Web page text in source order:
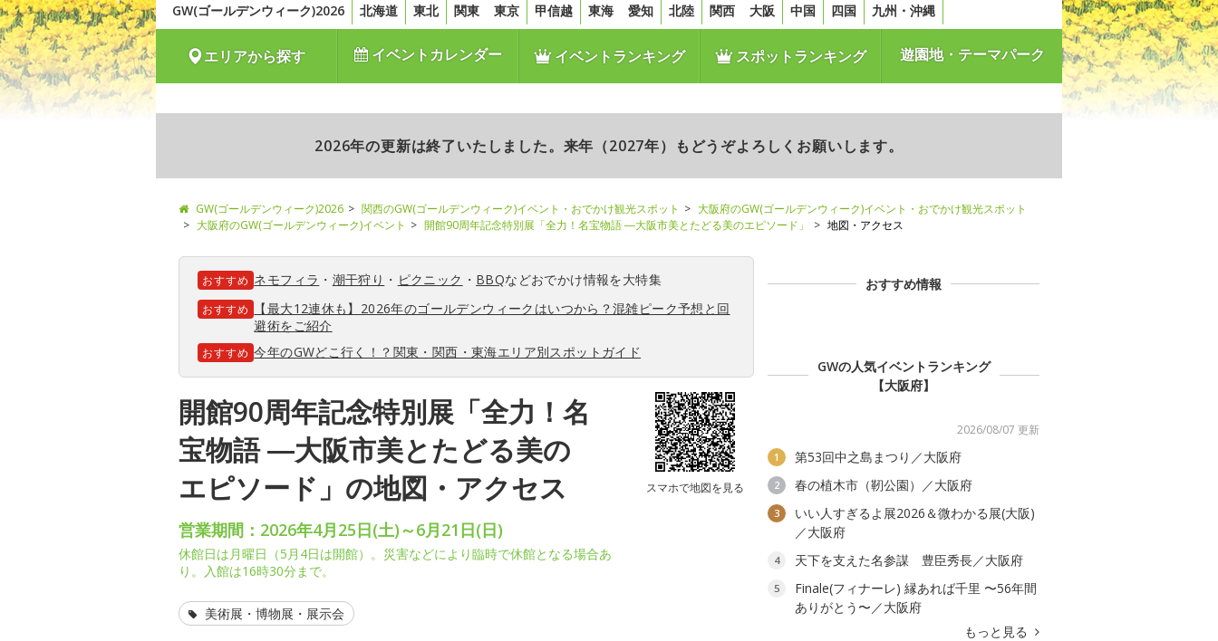
GW(ゴールデンウィーク)2026 北海道 東北 関東 東京 甲信越 東海 愛知 北陸 関西 大阪 中国 四国 九州・沖縄
エリアから探す イベントカレンダー イベントランキング スポットランキング 遊園地・テーマパーク
2026年の更新は終了いたしました。来年（2027年）もどうぞよろしくお願いします。
GW(ゴールデンウィーク)2026 関西のGW(ゴールデンウィーク)イベント・おでかけ観光スポット
大阪府のGW(ゴールデンウィーク)イベント・おでかけ観光スポット
大阪府のGW(ゴールデンウィーク)イベント
開館90周年記念特別展「全力！名宝物語 ―大阪市美とたどる美のエピソード」 地図・アクセス
おすすめ ネモフィラ ・ 潮干狩り ・ ピクニック ・ BBQなどおでかけ情報を大特集
おすすめ
【最大12連休も】2026年のゴールデンウィークはいつから？混雑ピーク予想と回
避術をご紹介
おすすめ 今年のGWどこ行く！？関東・関西・東海エリア別スポットガイド
開館90周年記念特別展「全力！名
宝物語 ―大阪市美とたどる美の
エピソード」の地図・アクセス
スマホで地図を見る
営業期間：2026年4月25日(土)～6月21日(日)
休館日は月曜日（5月4日は開館）。災害などにより臨時で休館となる場合あ
り。入館は16時30分まで。
美術展・博物展・展示会
おすすめ情報
GWの人気イベントランキング
【大阪府】
2026/08/07 更新
1 第53回中之島まつり／大阪府
2 春の植木市（靭公園）／大阪府
3
いい人すぎるよ展2026＆微わかる展(大阪)
／大阪府
4 天下を支えた名参謀 豊臣秀長／大阪府
5
Finale(フィナーレ) 縁あれば千里 〜56年間
ありがとう〜／大阪府
もっと見る